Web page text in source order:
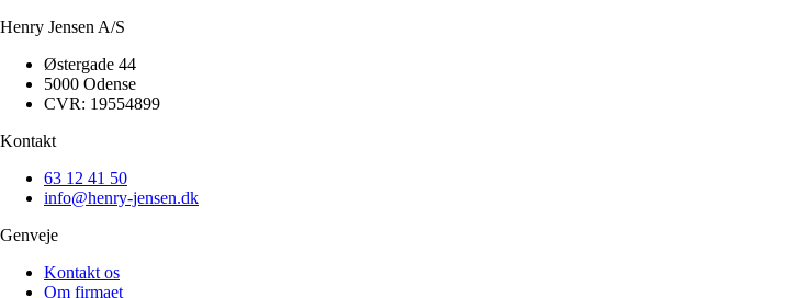
Henry Jensen A/S
Østergade 44
5000 Odense
CVR: 19554899
Kontakt
63 12 41 50
info@henry-jensen.dk
Genveje
Kontakt os
Om firmaet